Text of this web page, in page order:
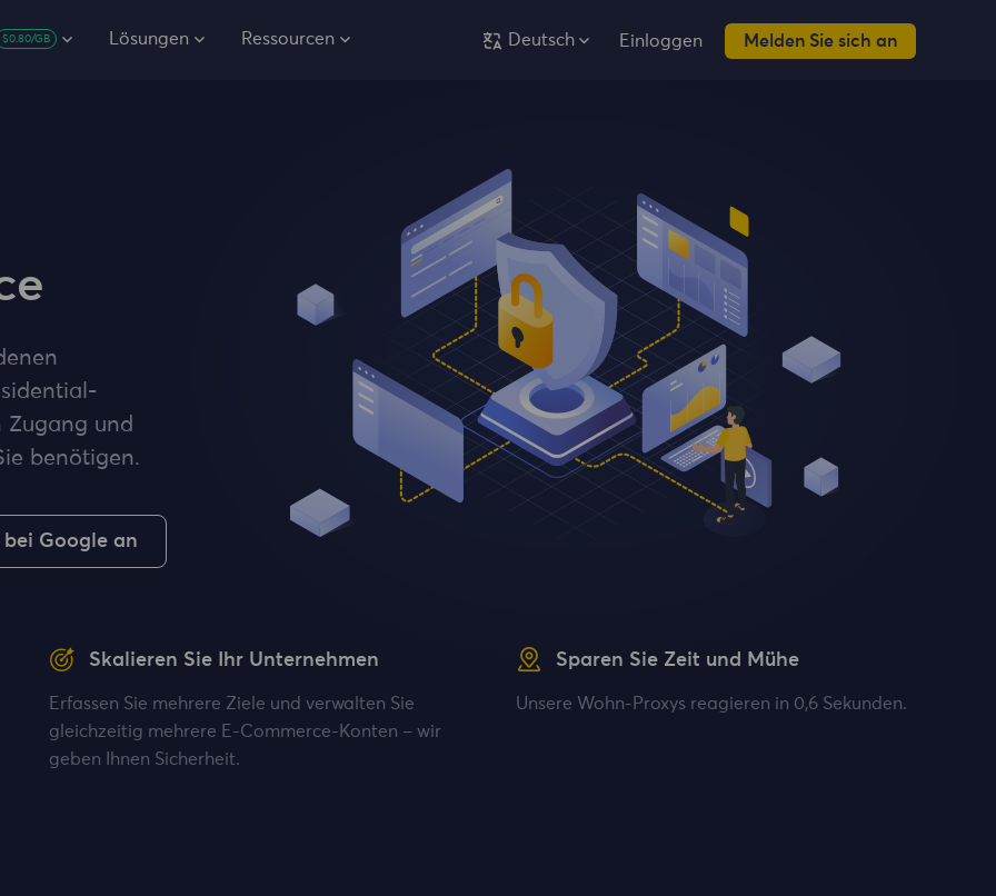
$0.80/GB Lösungen Ressourcen Deutsch Einloggen Melden Sie sich an
Zugang und
benötigen.
Google an
Skalieren Sie Ihr Unternehmen
Erfassen Sie mehrere Ziele und verwalten Sie
gleichzeitig mehrere E-Commerce-Konten – wir
geben Ihnen Sicherheit.
Sparen Sie Zeit und Mühe
Unsere Wohn-Proxys reagieren in 0,6 Sekunden.